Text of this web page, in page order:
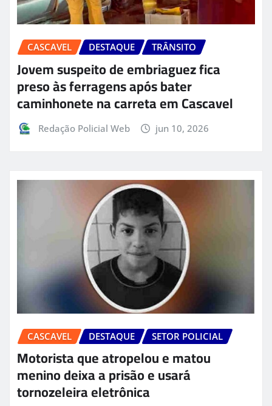
CASCAVEL DESTAQUE TRÂNSITO
Jovem suspeito de embriaguez fica
preso às ferragens após bater
caminhonete na carreta em Cascavel
Redação Policial Web jun 10, 2026
CASCAVEL DESTAQUE SETOR POLICIAL
Motorista que atropelou e matou
menino deixa a prisão e usará
tornozeleira eletrônica